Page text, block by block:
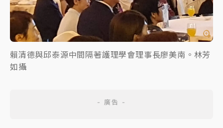
賴清德與邱泰源中間隔著護理學會理事長廖美南。林芳
如攝